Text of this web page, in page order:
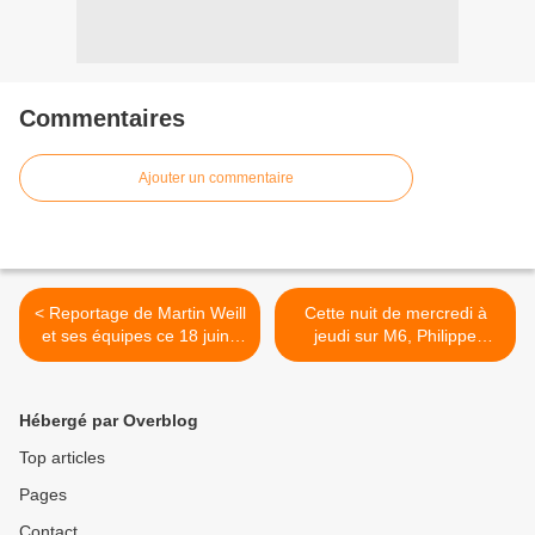
Commentaires
Ajouter un commentaire
< Reportage de Martin Weill
et ses équipes ce 18 juin :
Qui veut tuer la démocratie
Cette nuit de mercredi à
jeudi sur M6, Philippe
Etchebest se lance dans un
Hébergé par Overblog
Top articles
Pages